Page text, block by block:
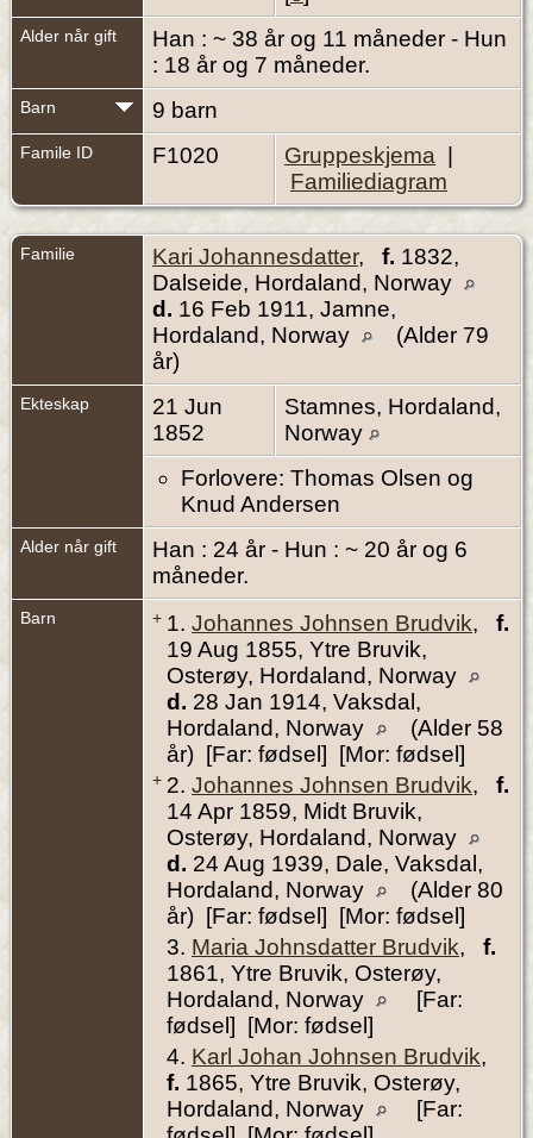
Alder når gift
Han : ~ 38 år og 11 måneder - Hun
: 18 år og 7 måneder.
Barn 9 barn
Famile ID F1020 Gruppeskjema
Familiediagram
Familie Kari Johannesdatter, f. 1832,
Dalseide, Hordaland, Norway
d. 16 Feb 1911, Jamne,
Hordaland, Norway
(Alder 79
år)
Ekteskap
21 Jun
1852
Stamnes, Hordaland,
Norway
Forlovere: Thomas Olsen og
Knud Andersen
Alder når gift
Han : 24 år - Hun : ~ 20 år og 6
måneder.
Barn + 1. Johannes Johnsen Brudvik, f.
19 Aug 1855, Ytre Bruvik,
Osterøy, Hordaland, Norway
d. 28 Jan 1914, Vaksdal,
Hordaland, Norway
(Alder 58
år) [Far: fødsel] [Mor: fødsel]
+ 2. Johannes Johnsen Brudvik, f.
14 Apr 1859, Midt Bruvik,
Osterøy, Hordaland, Norway
d. 24 Aug 1939, Dale, Vaksdal,
Hordaland, Norway
(Alder 80
år) [Far: fødsel] [Mor: fødsel]
3. Maria Johnsdatter Brudvik, f.
1861, Ytre Bruvik, Osterøy,
Hordaland, Norway
[Far:
fødsel] [Mor: fødsel]
4. Karl Johan Johnsen Brudvik,
f. 1865, Ytre Bruvik, Osterøy,
Hordaland, Norway
[Far: